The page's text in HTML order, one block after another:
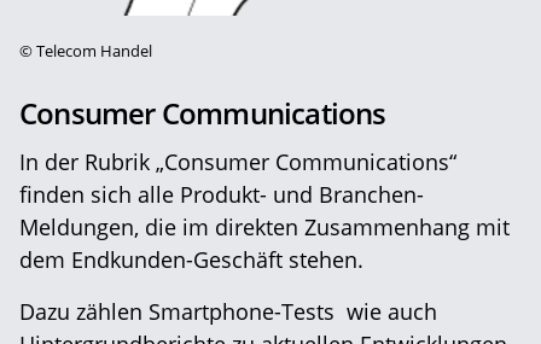
©Telecom Handel
Consumer Communications
In der Rubrik „Consumer Communications“
finden sich alle Produkt- und Branchen-
Meldungen, die im direkten Zusammenhang mit
dem Endkunden-Geschäft stehen.
Dazu zählen Smartphone-Tests wie auch